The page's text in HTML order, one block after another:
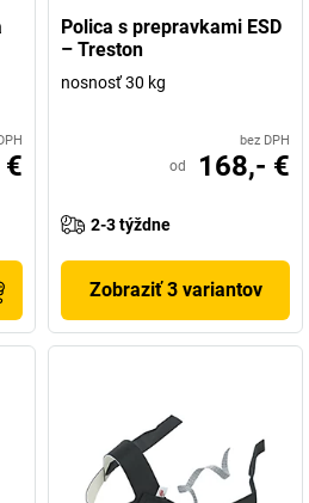
Polica s prepravkami ESD
– Treston
nosnosť 30 kg
bez DPH
od 168,- €
2-3 týždne
Zobraziť 3 variantov